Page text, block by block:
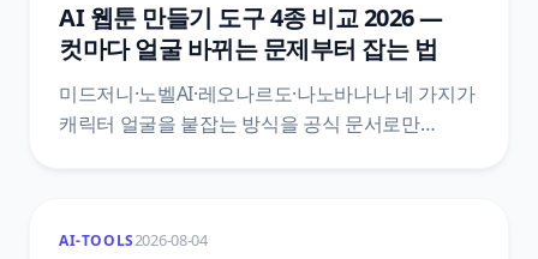
AI 웹툰 만들기 도구 4종 비교 2026 —
컷마다 얼굴 바뀌는 문제부터 잡는 법
미드저니·노벨AI·레오나르도·나노바나나 네 가지가
캐릭터 얼굴을 붙잡는 방식을 공식 문서로만
밝혀요. 무료 한도와 저작권 등록 범위까지 1차
AI-TOOLS2026-08-04